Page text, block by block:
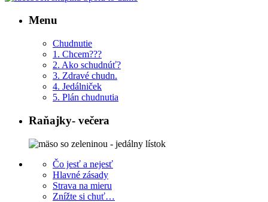
Menu
Chudnutie
1. Chcem???
2. Ako schudnúť?
3. Zdravé chudn.
4. Jedálniček
5. Plán chudnutia
Raňajky- večera
Čo jesť a nejesť
Hlavné zásady
Strava na mieru
Znížte si chuť…